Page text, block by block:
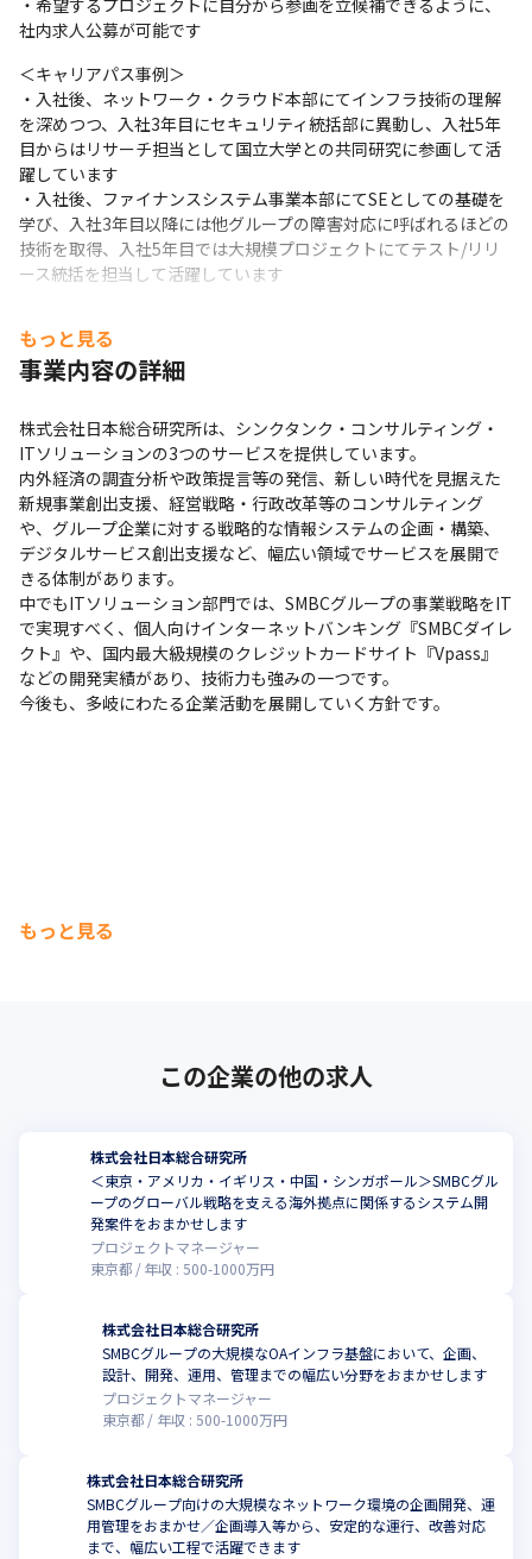
くるため、ハッカーコンテストを開催しています
・代表の前でアイデアをプレゼンするイノベーションコン
テストや、データ分析に興味がある社員の想いを形にした
J-aggleと呼ばれる分析コンペを開催しており、チャレン
ジを推奨する文化があります
＜働き方について＞
・テレワーク、在宅勤務、フレックス、育児休暇取得、時
短勤務など、働き方を柔軟に変更可能です
・育休の取得比率は女性100％、男性は84.7％で、男性の
・育休からの女性の復職率は100％です
・希望するプロジェクトに自分から参画を立候補できるように、
社内求人公募が可能です
＜キャリアパス事例＞
・入社後、ネットワーク・クラウド本部にてインフラ技術の理解
を深めつつ、入社3年目にセキュリティ統括部に異動し、入社5年
目からはリサーチ担当として国立大学との共同研究に参画して活
躍しています
・入社後、ファイナンスシステム事業本部にてSEとしての基礎を
学び、入社3年目以降には他グループの障害対応に呼ばれるほどの
技術を取得、入社5年目では大規模プロジェクトにてテスト/リリ
ース統括を担当して活躍しています
もっと見る
事業内容の詳細
株式会社日本総合研究所は、シンクタンク・コンサルティング・
ITソリューションの3つのサービスを提供しています。
内外経済の調査分析や政策提言等の発信、新しい時代を見据えた
新規事業創出支援、経営戦略・行政改革等のコンサルティング
や、グループ企業に対する戦略的な情報システムの企画・構築、
デジタルサービス創出支援など、幅広い領域でサービスを展開で
きる体制があります。
中でもITソリューション部門では、SMBCグループの事業戦略をIT
で実現すべく、個人向けインターネットバンキング『SMBCダイレ
クト』や、国内最大級規模のクレジットカードサイト『Vpass』
などの開発実績があり、技術力も強みの一つです。
今後も、多岐にわたる企業活動を展開していく方針です。
もっと見る
この企業の他の求人
株式会社日本総合研究所
＜東京・アメリカ・イギリス・中国・シンガポール＞SMBCグル
ープのグローバル戦略を支える海外拠点に関係するシステム開
発案件をおまかせします
プロジェクトマネージャー
東京都
年収 :500-1000万円
株式会社日本総合研究所
SMBCグループの大規模なOAインフラ基盤において、企画、
設計、開発、運用、管理までの幅広い分野をおまかせします
プロジェクトマネージャー
東京都
年収 : 500-1000万円
株式会社日本総合研究所
SMBCグループ向けの大規模なネットワーク環境の企画開発、運
用管理をおまかせ／企画導入等から、安定的な運行、改善対応
まで、幅広い工程で活躍できます